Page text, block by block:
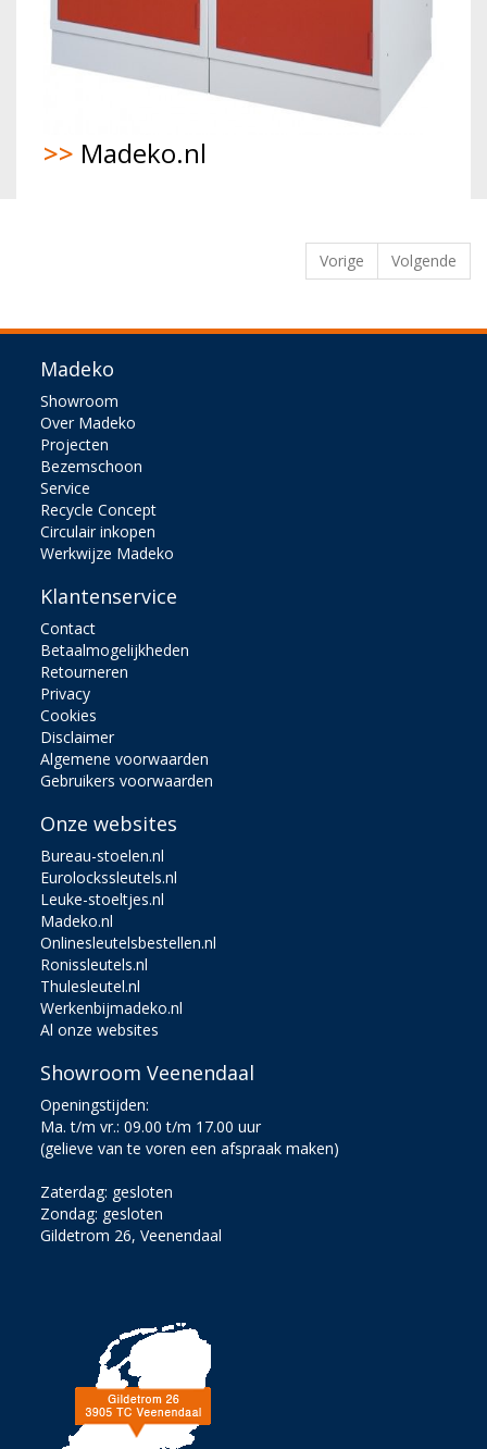
>> Madeko.nl
Vorige Volgende
Madeko
Showroom
Over Madeko
Projecten
Bezemschoon
Service
Recycle Concept
Circulair inkopen
Werkwijze Madeko
Klantenservice
Contact
Betaalmogelijkheden
Retourneren
Privacy
Cookies
Disclaimer
Algemene voorwaarden
Gebruikers voorwaarden
Onze websites
Bureau-stoelen.nl
Eurolockssleutels.nl
Leuke-stoeltjes.nl
Madeko.nl
Onlinesleutelsbestellen.nl
Ronissleutels.nl
Thulesleutel.nl
Werkenbijmadeko.nl
Al onze websites
Showroom Veenendaal
Openingstijden:
Ma. t/m vr.: 09.00 t/m 17.00 uur
(gelieve van te voren een afspraak maken)
Zaterdag: gesloten
Zondag: gesloten
Gildetrom 26, Veenendaal